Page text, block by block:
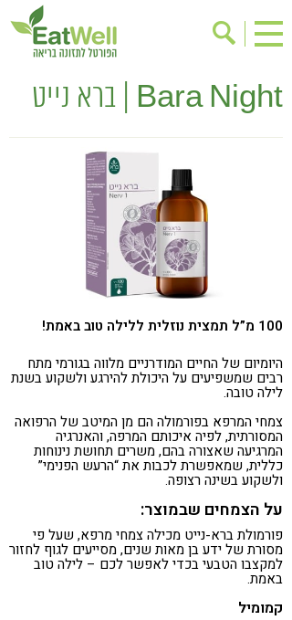
הרשמה לניוזלטר
בריאות האישה
מתכוני בריאות
שינוי תזונתי
דיאטה
מזונות על
ילדים
תזונה וספורט
הפרעות קשב & ריכוז
אכילה רגשית
רגישות לגלוטן
קורונה
טבעונות
Bara Night | ברא נייט
100 מ”ל תמצית נוזלית ללילה טוב באמת!
היומיום של החיים המודרניים מלווה בגורמי מתח
רבים שמשפיעים על היכולת להירגע ולשקוע בשנת
לילה טובה.
צמחי המרפא בפורמולה הם מן המיטב של הרפואה
המסורתית, לפיה איכותם המרפה, והאנרגיה
המרגיעה שאצורה בהם, משרים תחושת נינוחות
כללית, שמאפשרת לכבות את “הרעש הפנימי”
ולשקוע בשינה רצופה.
על הצמחים שבמוצר:
פורמולת ברא-נייט מכילה צמחי מרפא, שעל פי
מסורת של ידע בן מאות שנים, מסייעים לגוף לחזור
למקצבו הטבעי בכדי לאפשר לכם – לילה טוב
באמת.
קמומיל